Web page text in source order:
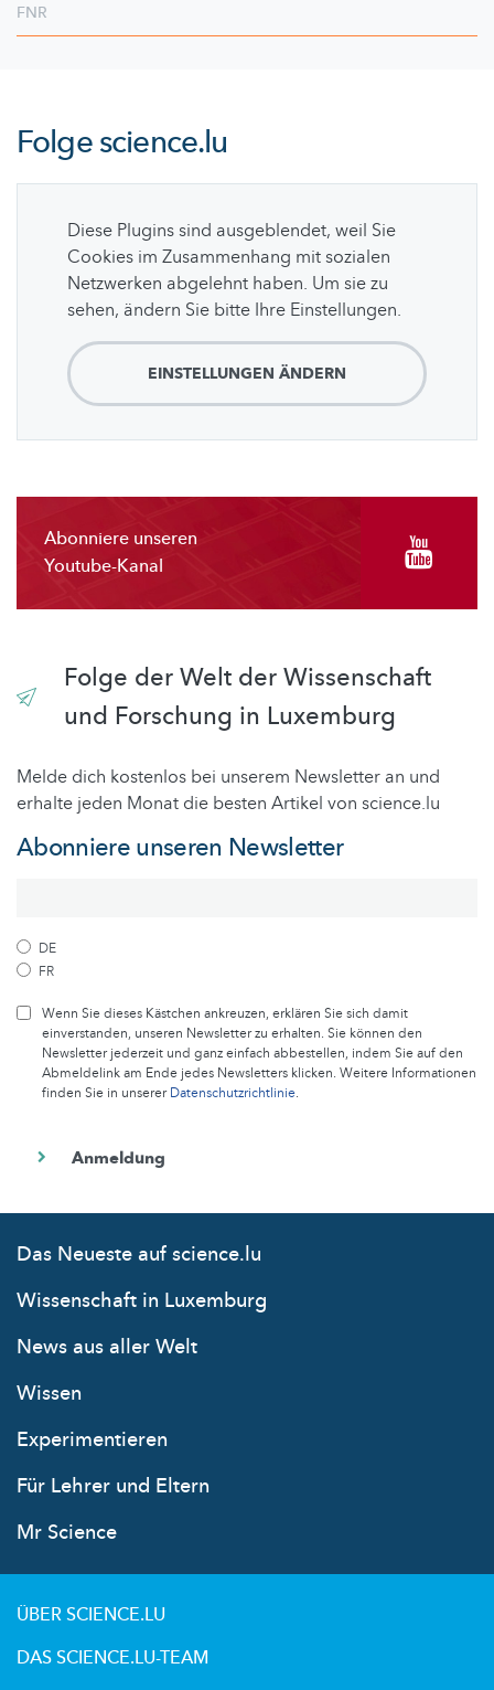
FNR
Folgescience.lu
Diese Plugins sind ausgeblendet, weil Sie
Cookies im Zusammenhang mit sozialen
Netzwerken abgelehnt haben. Um sie zu
sehen, ändern Sie bitte Ihre Einstellungen.
EINSTELLUNGEN ÄNDERN
Abonniere unseren
Youtube-Kanal
Folge der Welt der Wissenschaft
und Forschung in Luxemburg
Melde dich kostenlos bei unserem Newsletter an und
erhalte jeden Monat die besten Artikel von science.lu
Abonniere unseren Newsletter
DE
FR
Wenn Sie dieses Kästchen ankreuzen, erklären Sie sich damit
einverstanden, unseren Newsletter zu erhalten. Sie können den
Newsletter jederzeit und ganz einfach abbestellen, indem Sie auf den
Abmeldelink am Ende jedes Newsletters klicken. Weitere Informationen
finden Sie in unsererDatenschutzrichtlinie.
Das Neueste auf science.lu
Wissenschaft in Luxemburg
News aus aller Welt
Wissen
Experimentieren
Für Lehrer und Eltern
Mr Science
ÜBER SCIENCE.LU
DAS SCIENCE.LU-TEAM